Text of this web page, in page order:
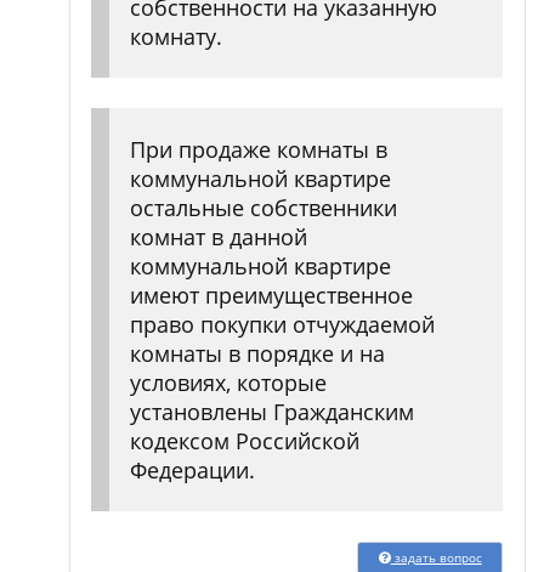
собственности на указанную
комнату.
При продаже комнаты в
коммунальной квартире
остальные собственники
комнат в данной
коммунальной квартире
имеют преимущественное
право покупки отчуждаемой
комнаты в порядке и на
условиях, которые
установлены Гражданским
кодексом Российской
Федерации.
задать вопрос